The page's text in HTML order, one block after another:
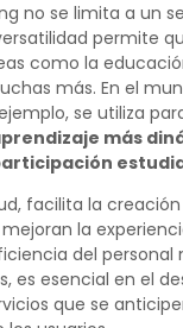
no se limita a un
permite
como la
más. En el
se utiliza
más
facilita la
la
del personal
es esencial en el
que se